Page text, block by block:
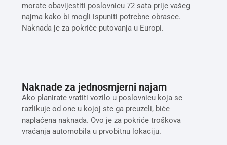
morate obavijestiti poslovnicu 72 sata prije vašeg
najma kako bi mogli ispuniti potrebne obrasce.
Naknada je za pokriće putovanja u Europi.
Naknade za jednosmjerni najam
Ako planirate vratiti vozilo u poslovnicu koja se
razlikuje od one u kojoj ste ga preuzeli, biće
naplaćena naknada. Ovo je za pokriće troškova
vraćanja automobila u prvobitnu lokaciju.